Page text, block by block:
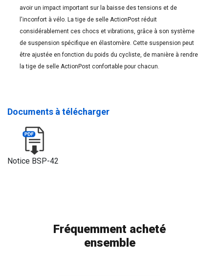
avoir un impact important sur la baisse des tensions et de
l'inconfort à vélo. La tige de selle ActionPost réduit
considérablement ces chocs et vibrations, grâce à son système
de suspension spécifique en élastomère. Cette suspension peut
être ajustée en fonction du poids du cycliste, de manière à rendre
la tige de selle ActionPost confortable pour chacun.
Documents à télécharger
Notice BSP-42
Fréquemment acheté
ensemble